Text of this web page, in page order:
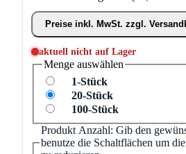
Preise inkl. MwSt. zzgl.
aktuell nicht auf Lager
Menge auswählen
1-Stück
20-Stück
100-Stück
Produkt Anzahl: Gib den
benutze die Schaltflächen um